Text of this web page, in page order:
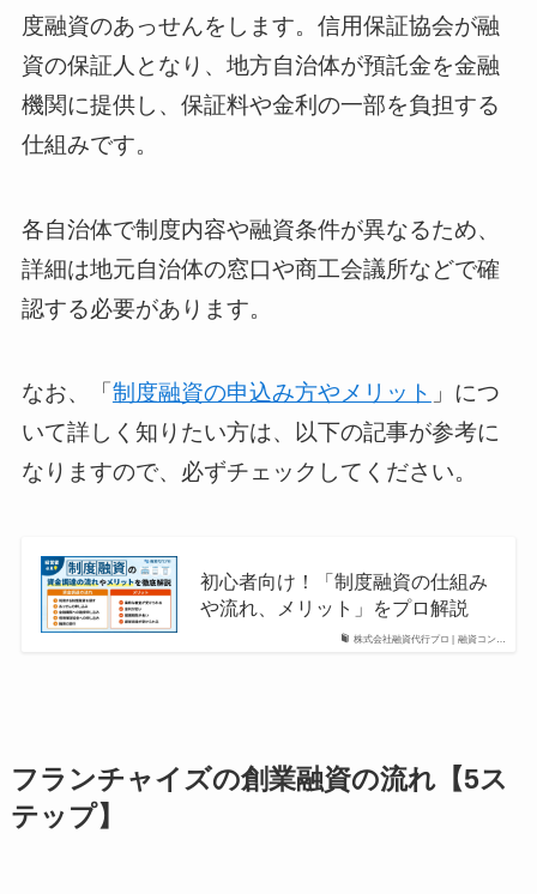
度融資のあっせんをします。信用保証協会が融
資の保証人となり、地方自治体が預託金を金融
機関に提供し、保証料や金利の一部を負担する
仕組みです。
各自治体で制度内容や融資条件が異なるため、
詳細は地元自治体の窓口や商工会議所などで確
認する必要があります。
なお、「 制度融資の申込み方やメリット 」につ
いて詳しく知りたい方は、以下の記事が参考に
なりますので、必ずチェックしてください。
株式会社融資代行プロ | 融資コン…
初心者向け！「制度融資の仕組み
や流れ、メリット」をプロ解説
フランチャイズの創業融資の流れ【5ス
テップ】